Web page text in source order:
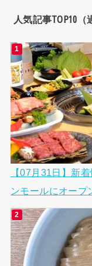
人気記事TOP10（
【07月31日】新
ンモールにオープ